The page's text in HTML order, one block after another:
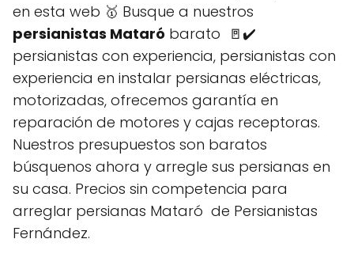
en esta web 🥇 Busque a nuestros
persianistas Mataró barato 🚪✔️
persianistas con experiencia, persianistas con
experiencia en instalar persianas eléctricas,
motorizadas, ofrecemos garantía en
reparación de motores y cajas receptoras.
Nuestros presupuestos son baratos
búsquenos ahora y arregle sus persianas en
su casa. Precios sin competencia para
arreglar persianas Mataró de Persianistas
Fernández.